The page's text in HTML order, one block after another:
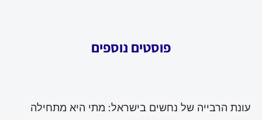
פוסטים נוספים
עונת הרבייה של נחשים בישראל: מתי היא מתחילה